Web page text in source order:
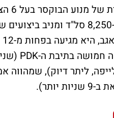
יותר).